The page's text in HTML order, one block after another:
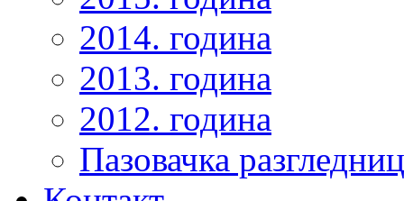
2014. година
2013. година
2012. година
Пазовачка